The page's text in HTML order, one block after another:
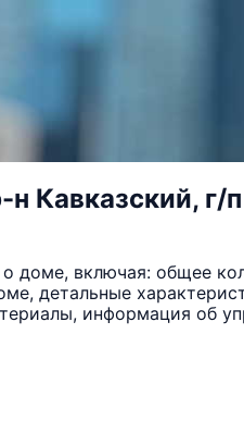
Кавказский, г/
включая: общее
детальные
информация об